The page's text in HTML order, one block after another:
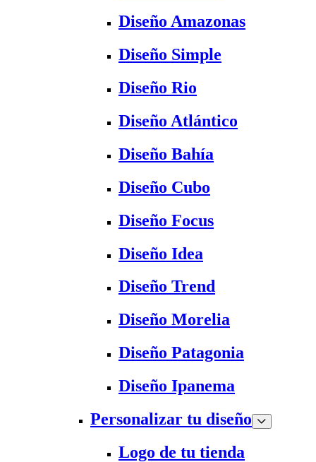
Diseño Amazonas
Diseño Simple
Diseño Rio
Diseño Atlántico
Diseño Bahía
Diseño Cubo
Diseño Focus
Diseño Idea
Diseño Trend
Diseño Morelia
Diseño Patagonia
Diseño Ipanema
Personalizar tu diseño
Logo de tu tienda